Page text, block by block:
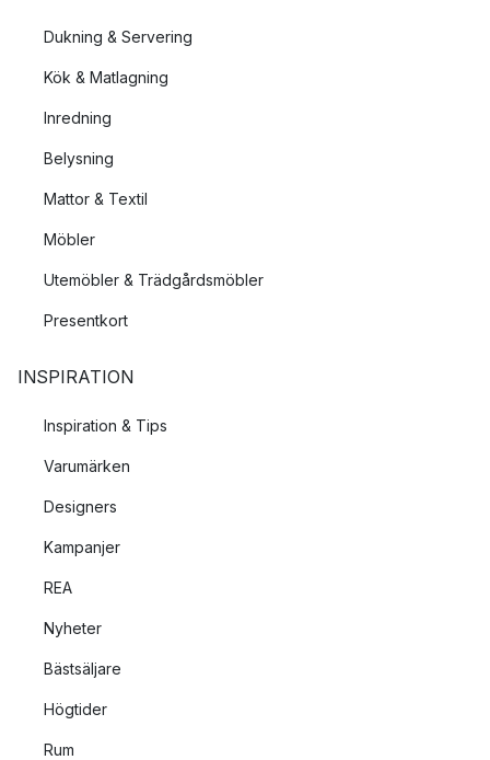
Dukning & Servering
Kök & Matlagning
Inredning
Belysning
Mattor & Textil
Möbler
Utemöbler & Trädgårdsmöbler
Presentkort
INSPIRATION
Inspiration & Tips
Varumärken
Designers
Kampanjer
REA
Nyheter
Bästsäljare
Högtider
Rum